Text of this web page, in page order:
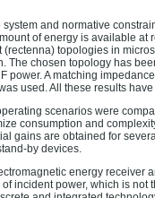
and normative
of energy is available at
topologies in
The chosen topology has
power. A matching
used. All these results
scenarios were
consumption and
gains are obtained for
by devices.
energy receiver
incident power, which is not